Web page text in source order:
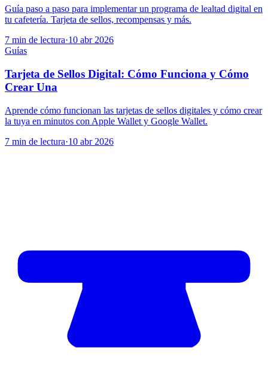
Guía paso a paso para implementar un programa de lealtad digital en
tu cafetería. Tarjeta de sellos, recompensas y más.
7 min de lectura·10 abr 2026
Guías
Tarjeta de Sellos Digital: Cómo Funciona y Cómo
Crear Una
Aprende cómo funcionan las tarjetas de sellos digitales y cómo crear
la tuya en minutos con Apple Wallet y Google Wallet.
7 min de lectura·10 abr 2026